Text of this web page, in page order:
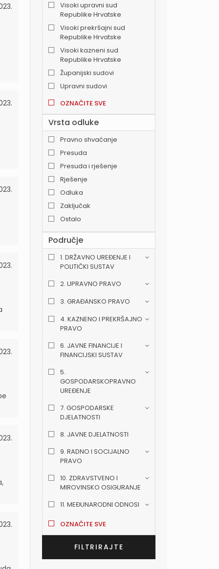
Visoki upravni sud
Republike Hrvatske
Visoki prekršajni sud
Republike Hrvatske
Visoki kazneni sud
Republike Hrvatske
Županijski sudovi
Upravni sudovi
OZNAČITE SVE
Vrsta odluke
Pravno shvaćanje
Presuda
Presuda i rješenje
Rješenje
Odluka
Zaključak
Ostalo
Područje
1. DRŽAVNO UREĐENJE I
POLITIČKI SUSTAV
2. UPRAVNO PRAVO
3. GRAĐANSKO PRAVO
4. KAZNENO I PREKRŠAJNO
PRAVO
6. JAVNE FINANCIJE I
FINANCIJSKI SUSTAV
5.
GOSPODARSKOPRAVNO
UREĐENJE
7. GOSPODARSKE
DJELATNOSTI
8. JAVNE DJELATNOSTI
9. RADNO I SOCIJALNO
PRAVO
10. ZDRAVSTVENO I
MIROVINSKO OSIGURANJE
11. MEĐUNARODNI ODNOSI
OZNAČITE SVE